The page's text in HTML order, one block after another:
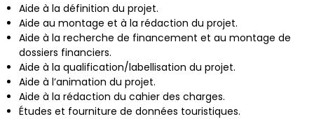
Aide à la définition du projet.
Aide au montage et à la rédaction du projet.
Aide à la recherche de financement et au montage de
dossiers financiers.
Aide à la qualification/labellisation du projet.
Aide à l’animation du projet.
Aide à la rédaction du cahier des charges.
Études et fourniture de données touristiques.